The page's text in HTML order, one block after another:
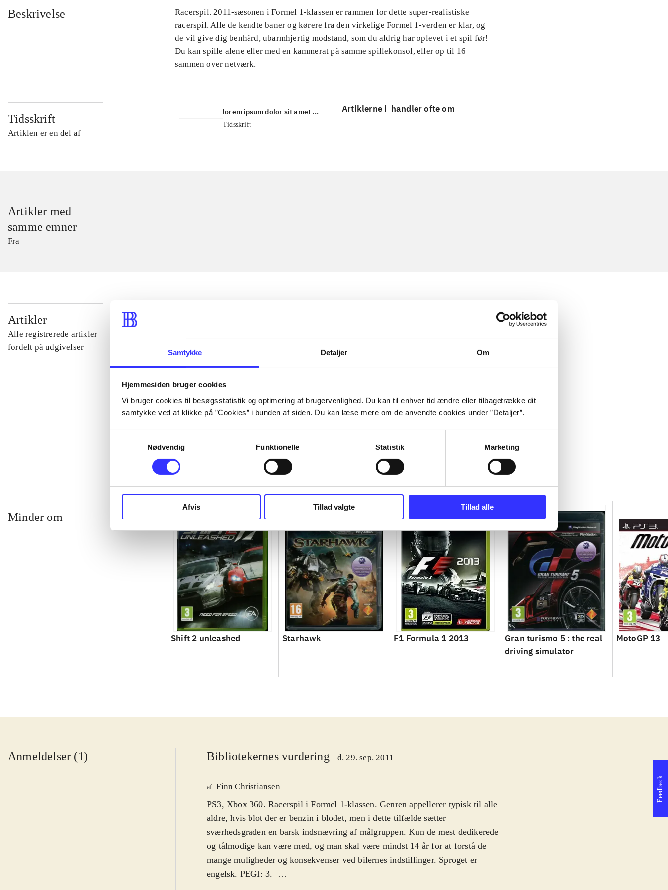
Samtykke Detaljer Om
Hjemmesiden bruger cookies
Vi bruger cookies til besøgsstatistik og optimering af brugervenlighed. Du kan til enhver tid ændre eller tilbagetrække dit
samtykke ved at klikke på ”Cookies” i bunden af siden. Du kan læse mere om de anvendte cookies under ”Detaljer”.
Nødvendig
Funktionelle Statistik Marketing
Afvis Tillad valgte Tillad alle
Beskrivelse
Racerspil. 2011-sæsonen i Formel 1-klassen er rammen for dette super-realistiske
racerspil. Alle de kendte baner og kørere fra den virkelige Formel 1-verden er klar, og
de vil give dig benhård, ubarmhjertig modstand, som du aldrig har oplevet i et spil før!
Du kan spille alene eller med en kammerat på samme spillekonsol, eller op til 16
sammen over netværk.
Tidsskrift
Artiklen er en del af
lorem ipsum dolor sit amet ...
Tidsskrift
Artiklerne i handler ofte om
Artikler med
samme emner
Fra
Artikler
Alle registrerede artikler
fordelt på udgivelser
...
Minder om
Shift 2 unleashed Starhawk F1 Formula 1 2013
Gran turismo 5 : the real
driving simulator
MotoGP 13
Anmeldelser (1) Bibliotekernes vurdering d. 29. sep. 2011
af Finn Christiansen
PS3, Xbox 360. Racerspil i Formel 1-klassen. Genren appellerer typisk til alle
aldre, hvis blot der er benzin i blodet, men i dette tilfælde sætter
sværhedsgraden en barsk indsnævring af målgruppen. Kun de mest dedikerede
og tålmodige kan være med, og man skal være mindst 14 år for at forstå de
mange muligheder og konsekvenser ved bilernes indstillinger. Sproget er
engelsk. PEGI: 3.
Feedback